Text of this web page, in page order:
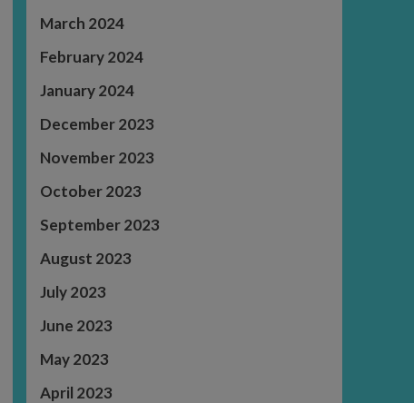
March 2024
February 2024
January 2024
December 2023
November 2023
October 2023
September 2023
August 2023
July 2023
June 2023
May 2023
April 2023